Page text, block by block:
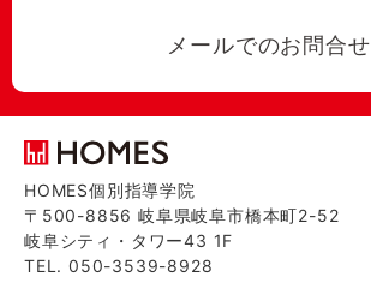
メールでのお問合せ
HOMES個別指導学院
〒500-8856 岐阜県岐阜市橋本町2-52
岐阜シティ・タワー43 1F
TEL. 050-3539-8928